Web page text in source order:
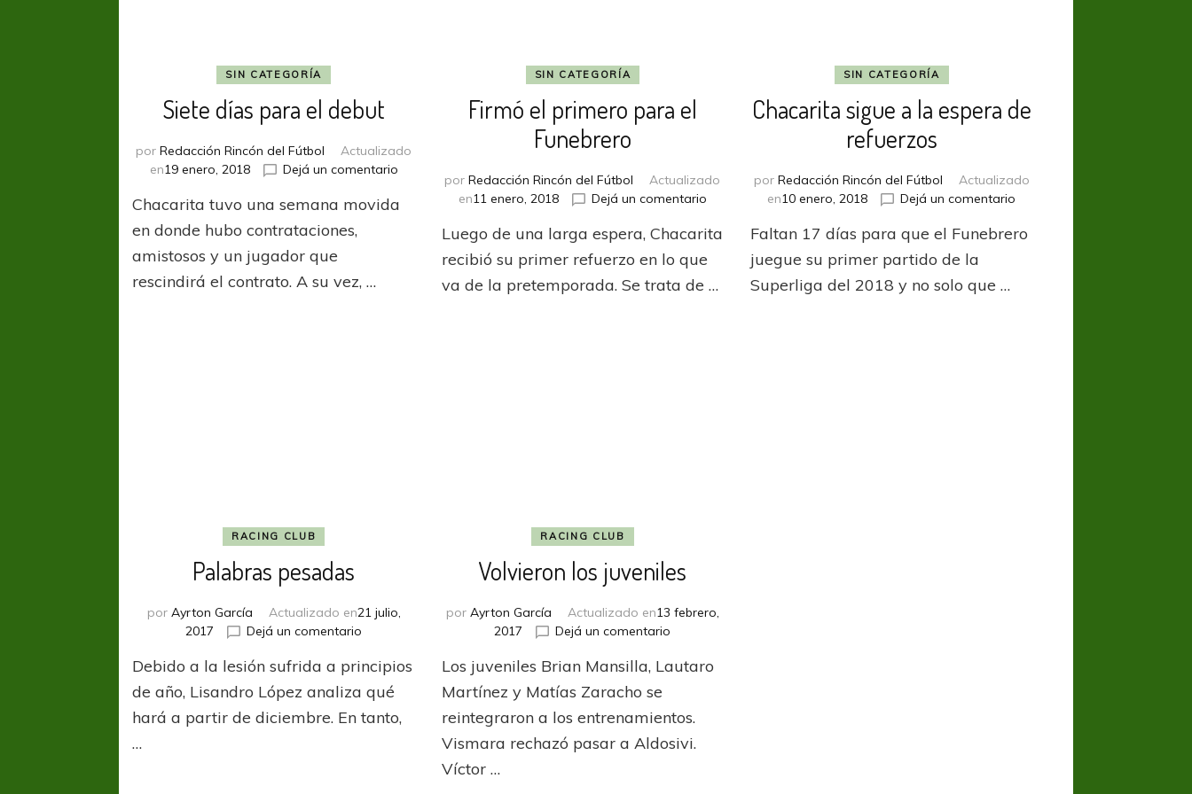
SIN CATEGORÍA
Siete días para el debut
porRedacción Rincón del Fútbol
Actualizado
en19 enero, 2018 Dejá un comentarioen
días
Chacarita tuvo una semana movida
en donde hubo contrataciones,
amistosos y un jugador que
rescindirá el contrato. A su vez, …
SIN CATEGORÍA
Firmó el primero para el
Funebrero
porRedacción Rincón del Fútbol
Actualizado
en11 enero, 2018 Dejá un comentarioen
el
primero
el
Luego de una larga espera, Chacarita
recibió su primer refuerzo en lo que
va de la pretemporada. Se trata de …
SIN CATEGORÍA
Chacarita sigue a la espera de
refuerzos
por Redacción Rincón del Fútbol
Actualizado
en10 enero, 2018 Dejá un comentario
sigue
Faltan 17 días para que el Funebrero
juegue su primer partido de la
Superliga del 2018 y no solo que …
RACING CLUB
Palabras pesadas
por Ayrton García Actualizado en21 julio,
2017
Dejá un comentario
pesadas
Debido a la lesión sufrida a principios
de año, Lisandro López analiza qué
hará a partir de diciembre. En tanto,
…
RACING CLUB
Volvieron los juveniles
por Ayrton García Actualizado en13 febrero,
2017
Dejá un comentario
los
Los juveniles Brian Mansilla, Lautaro
Martínez y Matías Zaracho se
reintegraron a los entrenamientos.
Vismara rechazó pasar a Aldosivi.
Víctor …